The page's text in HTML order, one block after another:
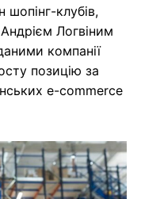
шопінг-клубів,
Логвіним
компанії
позицію за
e-commerce